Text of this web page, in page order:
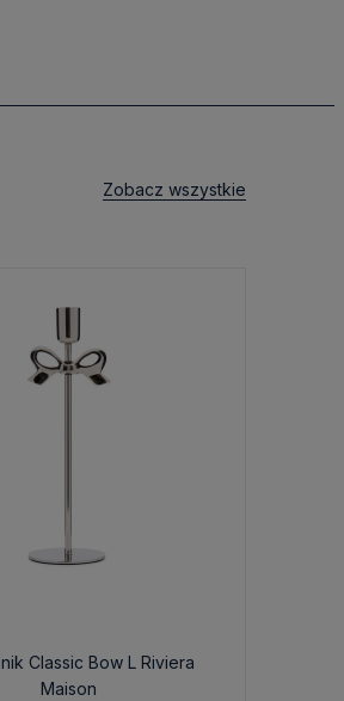
Zobacz wszystkie
Classic Bow L Riviera
Maison